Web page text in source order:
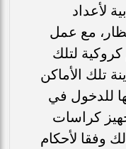
لأعداد
مع عمل
لتلك
تلك الأماكن
للدخول في
كراسات
وفقا لأحكام